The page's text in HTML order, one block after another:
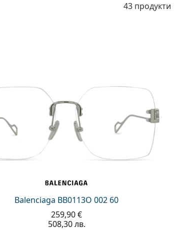
43 продукти
Balenciaga BB0113O 002 60
259,90 €
508,30 лв.